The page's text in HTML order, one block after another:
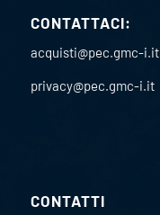
CONTATTACI:
acquisti@pec.gmc-i.it
privacy@pec.gmc-i.it
CONTATTI